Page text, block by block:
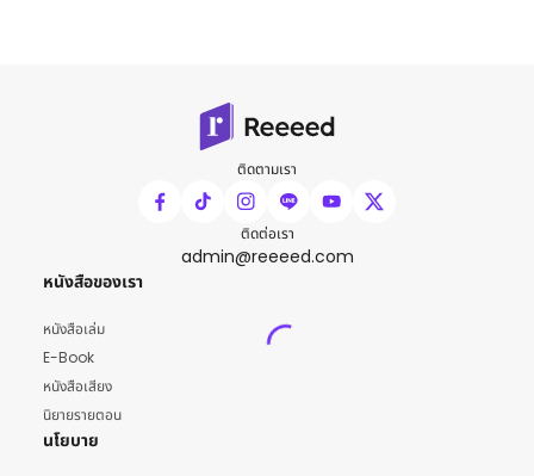
ติดตามเรา
ติดต่อเรา
admin@reeeed.com
หนังสือของเรา
หนังสือเล่ม
E-Book
หนังสือเสียง
นิยายรายตอน
นโยบาย